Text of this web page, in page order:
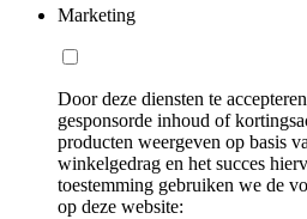
Marketing
Door deze diensten te
gesponsorde inhoud of
producten weergeven op basis
winkelgedrag en het succes
toestemming gebruiken we de
op deze website: